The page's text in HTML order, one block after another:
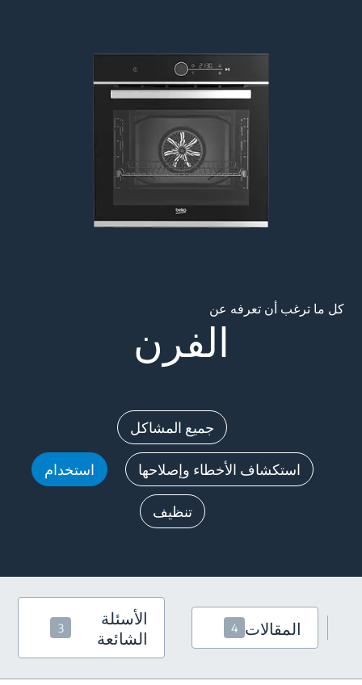
كل ما ترغب أن تعرفه عن
الفرن
جميع المشاكل
استكشاف الأخطاء وإصلاحها استخدام
تنظيف
المقالات 4
الأسئلة
الشائعة
3